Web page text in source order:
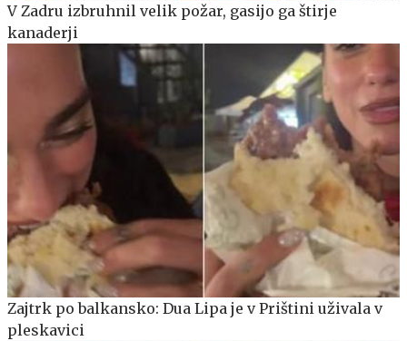
V Zadru izbruhnil velik požar, gasijo ga štirje
kanaderji
Zajtrk po balkansko: Dua Lipa je v Prištini uživala v
pleskavici